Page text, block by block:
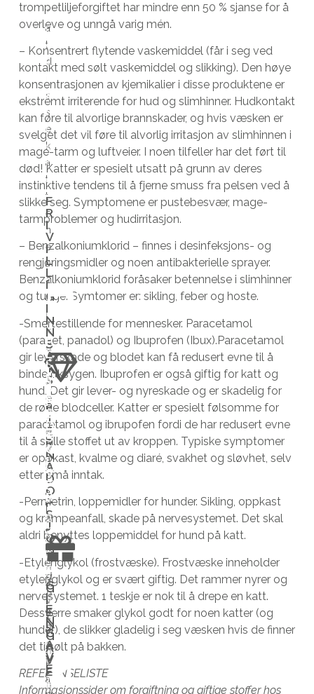
trompetliljeforgiftet har mindre enn 50 % sjanse for å
overleve og unngå varig mén.
– Konsentrert flytende vaskemiddel (får i seg ved
kontakt med sølt vaskemiddel og slikking). Den høye
konsentrasjonen av kjemikalier i disse produktene er
ekstremt irriterende for hud og slimhinner. Hudkontakt
kan føre til alvorlige brannskader, og hvis væsken er
svelget det vil føre til alvorlig irritasjon av slimhinnen i
mage-tarm og luftveier. I noen tilfeller har det ført til
død! Katter er spesielt utsatt på grunn av deres
instinktive tendens til å fjerne smuss fra pelsen ved å
slikke seg. Symptomene er pustebesvær, mage-
tarmproblemer og hudirritasjon.
– Benzalkoniumklorid – finnes i desinfeksjons- og
rengjøringsmidler og noen antibakterielle sprayer.
Benzalkoniumklorid foråsaker betennelse i slimhinner
og tunge. Symtomer er: sikling, feber og hoste.
-Smertestillende for mennesker. Paracetamol
(paracet, panadol) og Ibuprofen (Ibux).Paracetamol
gir leverskade og blodet kan få redusert evne til å
binde oksygen. Ibuprofen er også giftig for katt og
hund. Det gir lever- og nyreskade og er skadelig for
de røde blodceller. Katter er spesielt følsomme for
paracetamol og ibrupofen fordi de har redusert evne
til å skille stoffet ut av kroppen. Typiske symptomer
er oppkast, kvalme og diaré, svakhet og sløvhet, selv
etter små inntak.
-Permetrin, loppemidler for hunder. Sikling, oppkast
og krampeanfall, skade på nervesystemet. Det skal
aldri benyttes loppemiddel for hund på katt.
-Etylenglykol (frostvæske). Frostvæske inneholder
etylenglykol og er svært giftig. Det rammer nyrer og
nervesystemet. 1 teskje er nok til å drepe en katt.
Dessverre smaker glykol godt for noen katter (og
hunder), de slikker gladelig i seg væsken hvis de finner
det tilsølt på bakken.
REFERANSELISTE
Informasjonssider om forgiftning og giftige stoffer hos
F
J
E
R
N
A
D
O
P
S
J
O
N
V
i
h
a
r
k
a
r
a
t
d
s
s
e
k
a
t
t
e
n
e
s
k
a
l
k
u
n
n
e
l
e
v
e
r
e
s
t
e
n
a
v
s
i
n
e
n
i
r
d
u
a
t
t
e
n
e
m
u
l
i
g
h
e
t
e
n
t
i
l
å
b
l
i
i
f
o
s
t
e
r
h
j
e
m
m
e
F
R
I
V
I
L
L
I
G
I
N
N
S
A
T
S
V
i
h
a
r
a
l
l
t
i
d
b
e
h
o
v
f
B
L
I
M
Å
N
E
D
S
G
I
V
E
R
D
i
n
s
t
ø
t
t
e
v
S
o
m
f
a
s
t
m
å
n
e
d
s
g
i
v
e
r
e
r
G
I
E
N
G
A
V
E
G
I
E
N
G
A
V
E